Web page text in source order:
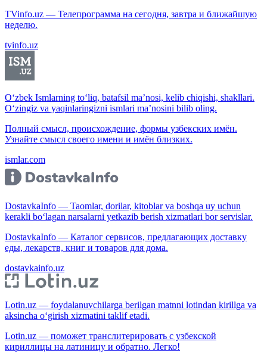
TVinfo.uz — Телепрограмма на сегодня, завтра и ближайшую
неделю.
tvinfo.uz
O‘zbek Ismlarning to‘liq, batafsil ma’nosi, kelib chiqishi, shakllari.
O‘zingiz va yaqinlaringizni ismlari ma’nosini bilib oling.
Полный смысл, происхождение, формы узбекских имён.
Узнайте смысл своего имени и имён близких.
ismlar.com
DostavkaInfo — Taomlar, dorilar, kitoblar va boshqa uy uchun
kerakli bo‘lagan narsalarni yetkazib berish xizmatlari bor servislar.
DostavkaInfo — Каталог сервисов, предлагающих доставку
еды, лекарств, книг и товаров для дома.
dostavkainfo.uz
Lotin.uz — foydalanuvchilarga berilgan matnni lotindan kirillga va
aksincha o‘girish xizmatini taklif etadi.
Lotin.uz — поможет транслитерировать с узбекской
кириллицы на латиницу и обратно. Легко!